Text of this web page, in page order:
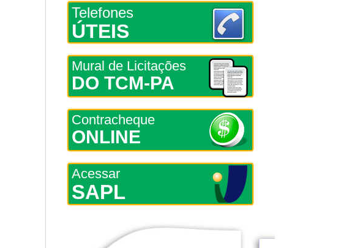
Telefones
ÚTEIS
Mural de Licitações
DO TCM-PA
Contracheque
ONLINE
Acessar
SAPL